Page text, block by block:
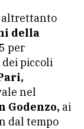
altrettanto
della
per
piccoli
nel
Godenzo, ai
dal tempo